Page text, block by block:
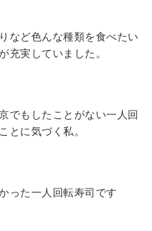
など色んな種類を食べたい
充実していました。
でもしたことがない一人回
とに気づく私。
った一人回転寿司です